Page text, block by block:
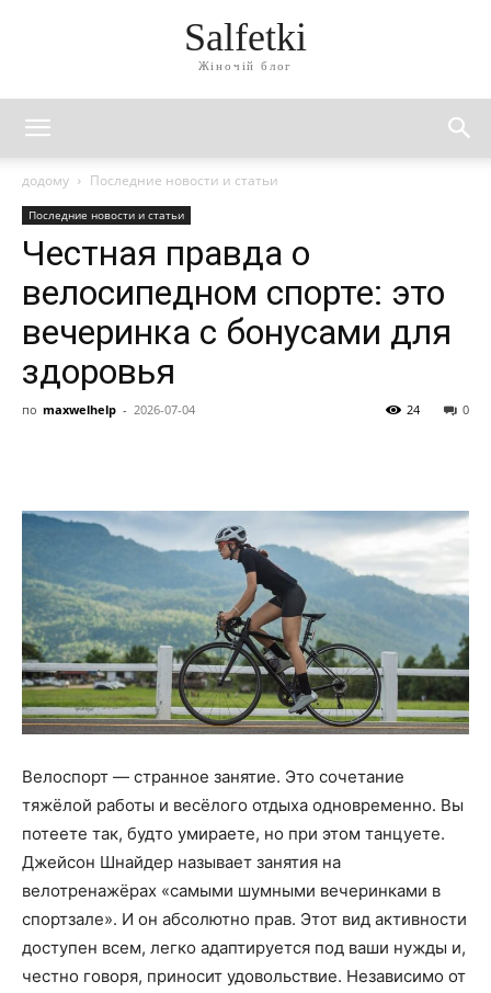
Salfetki
Жіночій блог
додому Последние новости и статьи
Последние новости и статьи
Честная правда о
велосипедном спорте: это
вечеринка с бонусами для
здоровья
по maxwelhelp - 2026-07-04 0
24
Велоспорт — странное занятие. Это сочетание
тяжёлой работы и весёлого отдыха одновременно. Вы
потеете так, будто умираете, но при этом танцуете.
Джейсон Шнайдер называет занятия на
велотренажёрах «самыми шумными вечеринками в
спортзале». И он абсолютно прав. Этот вид активности
доступен всем, легко адаптируется под ваши нужды и,
честно говоря, приносит удовольствие. Независимо от